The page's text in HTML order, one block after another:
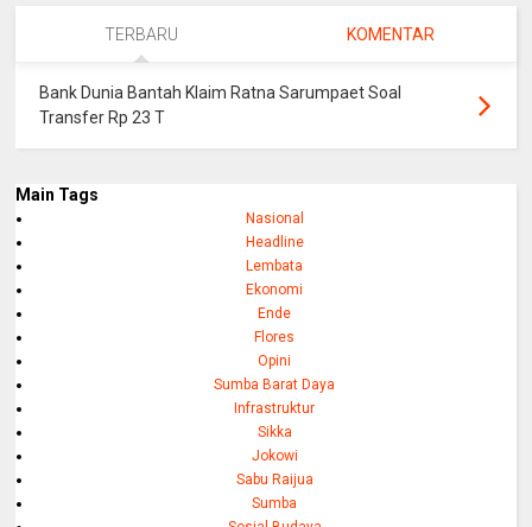
TERBARU KOMENTAR
Bank Dunia Bantah Klaim Ratna Sarumpaet Soal
Transfer Rp 23 T
Main Tags
Nasional
Headline
Lembata
Ekonomi
Ende
Flores
Opini
Sumba Barat Daya
Infrastruktur
Sikka
Jokowi
Sabu Raijua
Sumba